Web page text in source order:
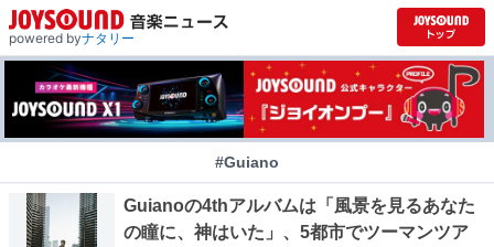
powered byナタリー
#Guiano
Guianoの4thアルバムは「風景を見るあなた
の瞳に、神はいた」、5都市でツーマンツア